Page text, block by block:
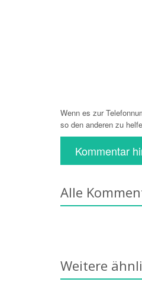
Wenn es zur
so den anderen zu
Kommentar
Alle
Weitere